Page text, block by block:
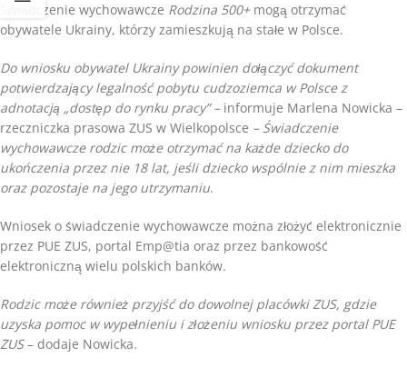
Świadczenie wychowawcze Rodzina 500+mogą otrzymać
obywatele Ukrainy, którzy zamieszkują na stałe w Polsce.
Do wniosku obywatel Ukrainy powinien dołączyć dokument
potwierdzający legalność pobytu cudzoziemca w Polsce z
adnotacją „dostęp do rynku pracy” – informuje Marlena Nowicka –
rzeczniczka prasowa ZUS w Wielkopolsce – Świadczenie
wychowawcze rodzic może otrzymać na każde dziecko do
ukończenia przez nie 18 lat, jeśli dziecko wspólnie z nim mieszka
oraz pozostaje na jego utrzymaniu.
Wniosek o świadczenie wychowawcze można złożyć elektronicznie
przez PUE ZUS, portal Emp@tia oraz przez bankowość
elektroniczną wielu polskich banków.
Rodzic może również przyjść do dowolnej placówki ZUS, gdzie
uzyska pomoc w wypełnieniu i złożeniu wniosku przez portal PUE
ZUS– dodaje Nowicka.